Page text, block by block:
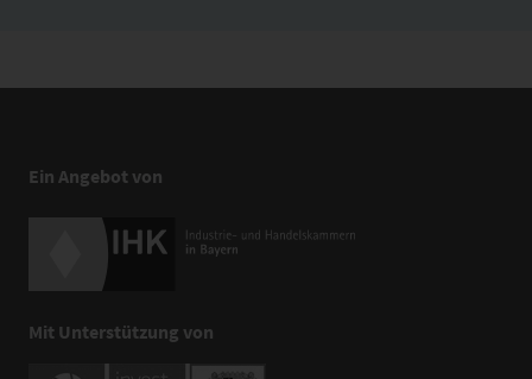
Ein Angebot von
Mit Unterstützung von